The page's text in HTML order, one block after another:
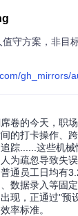
gh_mirrors/
卷的今天，职
的打卡操作、
踪......这些机
为疏忽导致失
通员工日均有
数据录入等固
现，正通过"预
率标准。